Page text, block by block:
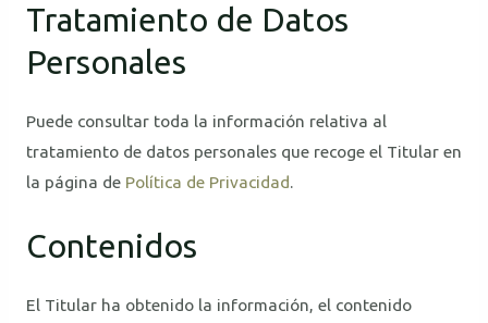
Tratamiento de Datos
Personales
Puede consultar toda la información relativa al
tratamiento de datos personales que recoge el Titular en
la página de Política de Privacidad.
Contenidos
El Titular ha obtenido la información, el contenido